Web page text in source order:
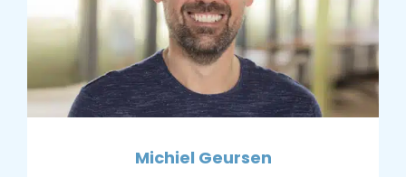
Michiel Geursen